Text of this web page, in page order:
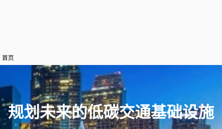
首页
规划未来的低碳交通基础设施